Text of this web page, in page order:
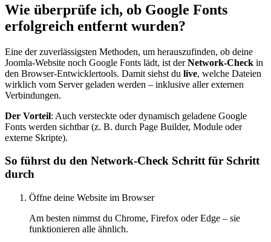
Wie überprüfe ich, ob Google Fonts
erfolgreich entfernt wurden?
Eine der zuverlässigsten Methoden, um herauszufinden, ob deine
Joomla-Website noch Google Fonts lädt, ist derNetwork-Check in
den Browser-Entwicklertools. Damit siehst du live, welche Dateien
wirklich vom Server geladen werden – inklusive aller externen
Verbindungen.
Der Vorteil: Auch versteckte oder dynamisch geladene Google
Fonts werden sichtbar (z. B. durch Page Builder, Module oder
externe Skripte).
So führst du den Network-Check Schritt für Schritt
durch
Öffne deine Website im Browser
Am besten nimmst du Chrome, Firefox oder Edge – sie
funktionieren alle ähnlich.